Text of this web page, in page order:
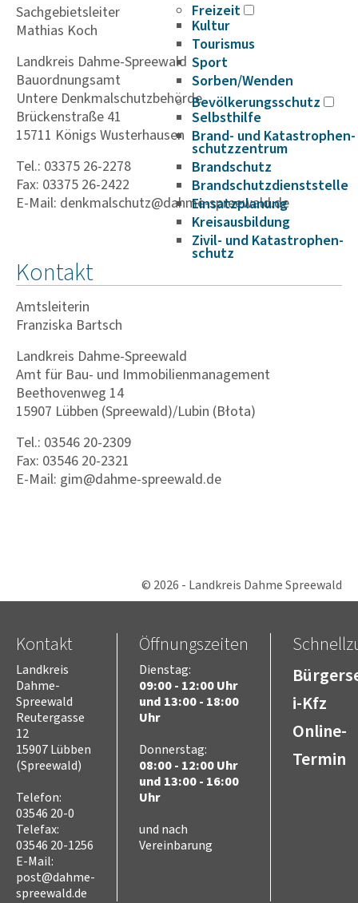
Freizeit
Kultur
Tourismus
Sport
Sorben/Wenden
Bevöl­ke­rungs­schutz
Selbst­hilfe
Brand- und Kata­s­tro­­phen­­
schutz­­zen­trum
Brand­schutz
Brand­schutz­dienst­stelle
Einsatz­pla­nung
Kreis­aus­­bil­­dung
Zivil- und Kata­s­tro­­phen­­
schutz
Sachgebietsleiter
Mathias Koch
Landkreis Dahme-Spreewald
Bauordnungsamt
Untere Denkmalschutzbehörde
Brückenstraße 41
15711 Königs Wusterhausen
Tel.: 03375 26-2278
Fax: 03375 26-2422
E-Mail: denkmalschutz@dahme-spreewald.de
Kontakt
Amtsleiterin
Franziska Bartsch
Landkreis Dahme-Spreewald
Amt für Bau- und Immobilienmanagement
Beethovenweg 14
15907 Lübben (Spreewald)/Lubin (Błota)
Tel.: 03546 20-2309
Fax: 03546 20-2321
E-Mail: gim@dahme-spreewald.de
© 2026 - Landkreis Dahme Spreewald
Kontakt
Landkreis
Dahme-
Spreewald
Reutergasse
12
15907 Lübben
(Spreewald)
Telefon:
03546 20-0
Telefax:
03546 20-1256
E-Mail:
post@dahme-
spreewald.de
Öffnungszeiten
Dienstag:
09:00 - 12:00 Uhr
und 13:00 - 18:00
Uhr
Donnerstag:
08:00 - 12:00 Uhr
und 13:00 - 16:00
Uhr
und nach
Vereinbarung
i-Kfz
Online-
Termin